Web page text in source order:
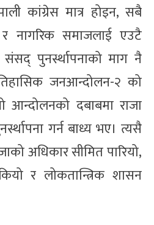
कांग्रेस मात्र होइन, सबै
नागरिक समाजलाई एउटै
संसद् पुनर्स्थापनाको माग नै
जनआन्दोलन-२ को
आन्दोलनको दबाबमा राजा
गर्न बाध्य भए। त्यसै
अधिकार सीमित पारियो,
र लोकतान्त्रिक शासन